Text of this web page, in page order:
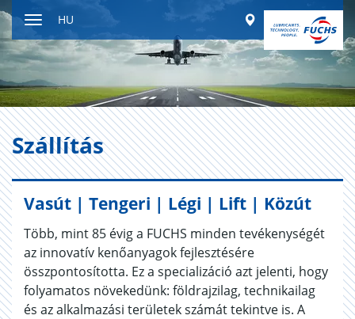
Tartalomhoz
ugrás Navigáció
ki-/bekapcsolása
Worldwide
HU
Szál­lí­tás
Vasút | Tengeri | Légi | Lift | Közút
Több, mint 85 évig a FUCHS minden tevékenységét
az innovatív kenőanyagok fejlesztésére
összpontosította. Ez a specializáció azt jelenti, hogy
folyamatos növekedünk: földrajzilag, technikailag
és az alkalmazási területek számát tekintve is. A